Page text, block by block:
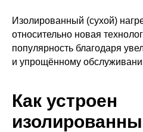
Изолированный (сухой)
относительно новая
популярность благодаря
и упрощённому
Как устроен